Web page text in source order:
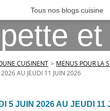
Tous nos blogs cuisine
CUISINENT > MENUS POUR LA
AU JEUDI 11 JUIN 2026
5 JUIN 2026 AU JEUDI 11